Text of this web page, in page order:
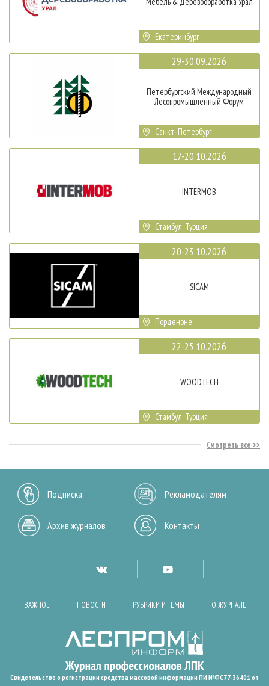
Екатеринбург
29-30.09.2026
Петербургский Международный
Лесопромышленный Форум
Санкт-Петербург
17-20.10.2026
INTERMOB
Стамбул, Турция
20-23.10.2026
SICAM
Порденоне
22-25.10.2026
WOODTECH
Стамбул, Турция
Смотреть все
Подписка Рекламодателям
Архив журналов Контакты
ВАЖНОЕ НОВОСТИ РУБРИКИ И ТЕМЫ О ЖУРНАЛЕ
Свидетельство о регистрации средства массовой информации ПИ №ФС77-36401 от